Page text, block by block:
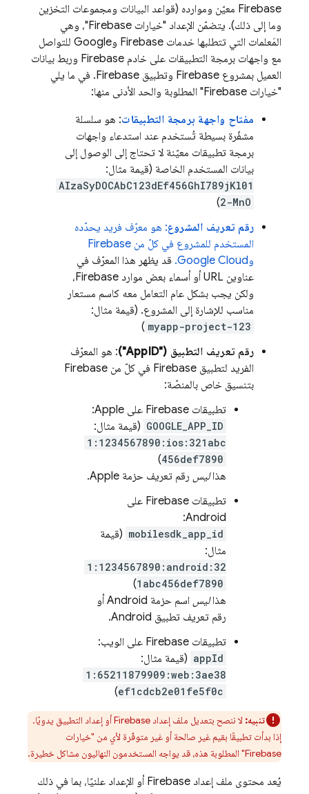
Firebase معيّن وموارده (قواعد البيانات ومجموعات التخزين
وما إلى ذلك). يتضمّن الإعداد "خيارات Firebase"، وهي
المَعلمات التي تتطلبها خدمات Firebase وGoogle للتواصل
مع واجهات برمجة التطبيقات على خادم Firebase وربط بيانات
العميل بمشروع Firebase وتطبيق Firebase. في ما يلي
"خيارات Firebase" المطلوبة والحد الأدنى منها:
مفتاح واجهة برمجة التطبيقات: هو سلسلة
مشفّرة بسيطة تُستخدم عند استدعاء واجهات
برمجة تطبيقات معيّنة لا تحتاج إلى الوصول إلى
بيانات المستخدم الخاصة (قيمة مثال:
AIzaSyDOCAbC123dEf456GhI789jKl01
2-MnO
)
رقم تعريف المشروع: هو معرّف فريد يحدّده
المستخدم للمشروع في كلّ من Firebase
وGoogle Cloud
. قد يظهر هذا المعرّف في
عناوين URL أو أسماء بعض موارد Firebase،
ولكن يجب بشكل عام التعامل معه كاسم مستعار
مناسب للإشارة إلى المشروع. (قيمة مثال:
myapp-project-123
)
رقم تعريف التطبيق ("AppID")
: هو المعرّف
الفريد لتطبيق Firebase في كلّ من Firebase
بتنسيق خاص بالمنصّة:
تطبيقات Firebase على Apple:
GOOGLE_APP_ID (قيمة مثال:
1:1234567890:ios:321abc
456def7890
)
هذاليس رقم تعريف حزمة Apple.
تطبيقات Firebase على
Android:
mobilesdk_app_id (قيمة
مثال:
1:1234567890:android:32
1abc456def7890
)
هذاليس
اسم حزمة Android أو
رقم تعريف تطبيق Android.
تطبيقات Firebase على الويب:
appId (قيمة مثال:
1:65211879909:web:3ae38
ef1cdcb2e01fe5f0c
)
تنبيه:
لا ننصح بتعديل ملف إعداد Firebase أو إعداد التطبيق يدويًا.
إذا بدأت تطبيقًا بقيم غير صالحة أو غير متوفّرة لأي من "خيارات
Firebase" المطلوبة هذه، قد يواجه المستخدمون النهائيون مشاكل خطيرة.
يُعد محتوى ملف إعداد Firebase أو الإعداد علنيًا، بما في ذلك